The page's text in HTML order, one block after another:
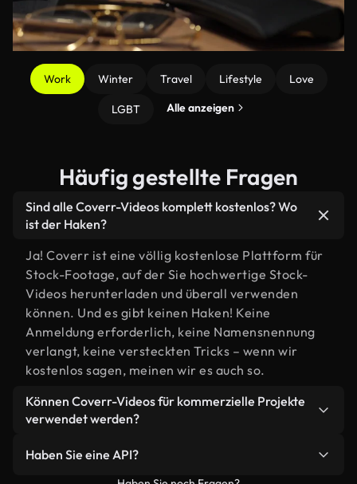
Work Winter Travel Lifestyle Love
LGBT Alle anzeigen
Häufig gestellte Fragen
Sind alle Coverr-Videos komplett kostenlos? Wo
ist der Haken?
Ja! Coverr ist eine völlig kostenlose Plattform für
Stock-Footage, auf der Sie hochwertige Stock-
Videos herunterladen und überall verwenden
können. Und es gibt keinen Haken! Keine
Anmeldung erforderlich, keine Namensnennung
verlangt, keine versteckten Tricks – wenn wir
kostenlos sagen, meinen wir es auch so.
Können Coverr-Videos für kommerzielle Projekte
verwendet werden?
Haben Sie eine API?